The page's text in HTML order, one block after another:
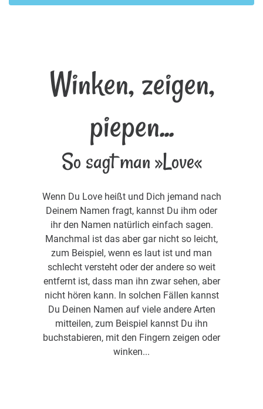
Winken, zeigen,
piepen...
So sagt man »Love«
Wenn Du Love heißt und Dich jemand nach
Deinem Namen fragt, kannst Du ihm oder
ihr den Namen natürlich einfach sagen.
Manchmal ist das aber gar nicht so leicht,
zum Beispiel, wenn es laut ist und man
schlecht versteht oder der andere so weit
entfernt ist, dass man ihn zwar sehen, aber
nicht hören kann. In solchen Fällen kannst
Du Deinen Namen auf viele andere Arten
mitteilen, zum Beispiel kannst Du ihn
buchstabieren, mit den Fingern zeigen oder
winken...